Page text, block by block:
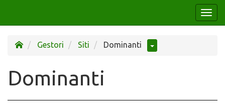
Gestori Siti Dominanti
Dominanti